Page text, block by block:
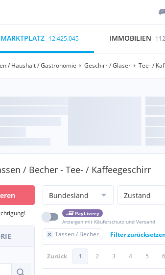
MARKTPLATZ 12.425.045 IMMOBILIEN
/ Haushalt / Gastronomie Geschirr / Gläser Tee- /
/ Becher - Tee- / Kaffeegeschirr
Bundesland Zustand
PayLivery
Anzeigen mit Käuferschutz und Versand
Tassen / Becher Filter zurücksetzen
Zurück 1 2 3 4 5 6